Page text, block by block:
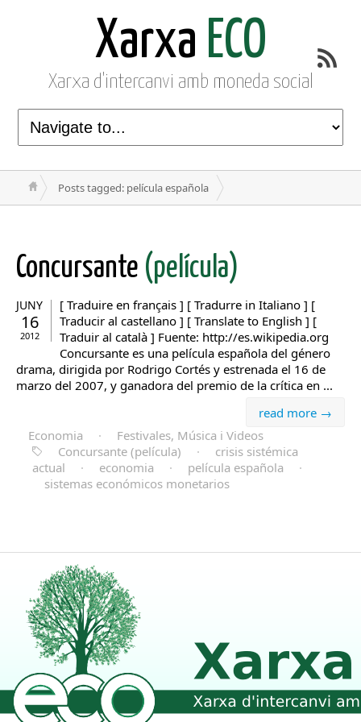
Xarxa ECO
Xarxa d'intercanvi amb moneda social
Posts tagged: película española
Concursante (película)
JUNY
16
2012
[ Traduire en français ] [ Tradurre in Italiano ] [
Traducir al castellano ] [ Translate to English ] [
Traduir al català ] Fuente: http://es.wikipedia.org
Concursante es una película española del género
drama, dirigida por Rodrigo Cortés y estrenada el 16 de
marzo del 2007, y ganadora del premio de la crítica en ...
read more →
Economia
·
Festivales, Música i Videos
Concursante (película)
·
crisis sistémica
actual
· economia · película española
·
sistemas económicos monetarios